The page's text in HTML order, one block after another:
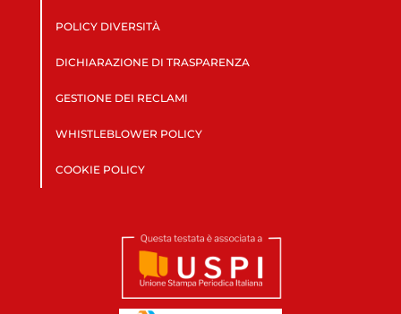
POLICY DIVERSITÀ
DICHIARAZIONE DI TRASPARENZA
GESTIONE DEI RECLAMI
WHISTLEBLOWER POLICY
COOKIE POLICY